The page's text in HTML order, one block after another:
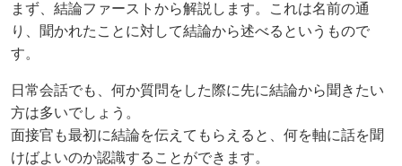
まず、結論ファーストから解説します。これは名前の通
り、聞かれたことに対して結論から述べるというもので
す。
日常会話でも、何か質問をした際に先に結論から聞きたい
方は多いでしょう。
面接官も最初に結論を伝えてもらえると、何を軸に話を聞
けばよいのか認識することができます。